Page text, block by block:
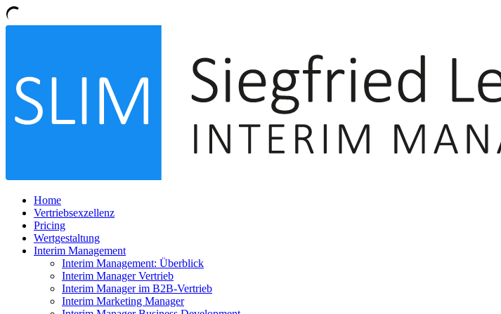
Home
Vertriebsexzellenz
Pricing
Wertgestaltung
Interim Management
Interim Management: Überblick
Interim Manager Vertrieb
Interim Manager im B2B-Vertrieb
Interim Marketing Manager